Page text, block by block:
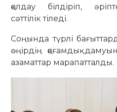
қолдау білдіріп,
сәттілік тіледі.
Соңында түрлі
өңірдің қоғамдық
азаматтар марапатталды.